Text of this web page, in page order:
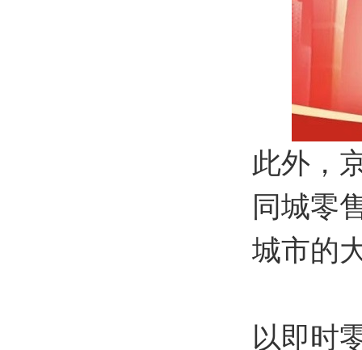
此外，
同城零
城市的
以即时